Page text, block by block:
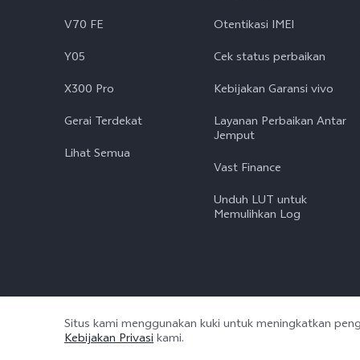
V70 FE
Y05
X300 Pro
Gerai Terdekat
Lihat Semua
Otentikasi IMEI
Cek status perbaikan
Kebijakan Garansi vivo
Layanan Perbaikan Antar
Jemput
Vast Finance
Unduh LUT untuk
Memulihkan Log
© 2026 vivo Mobile Communication Co., Ltd. Semua hak
Situs kami menggunakan kuki untuk meningkatkan
Kebijakan Privasikami.